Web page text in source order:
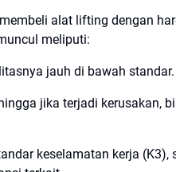
alat lifting dengan
meliputi:
jauh di bawah standar.
jika terjadi kerusakan,
keselamatan kerja (K3),